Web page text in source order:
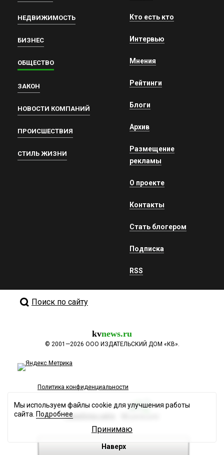
НЕДВИЖИМОСТЬ
БИЗНЕС
ОБЩЕСТВО
ЗАКОН
НОВОСТИ КОМПАНИЙ
ПРОИСШЕСТВИЯ
СТИЛЬ ЖИЗНИ
Кто есть кто
Интервью
Мнения
Рейтинги
Блоги
Архив
Размещение
рекламы
О проекте
Контакты
Стать блогером
Подписка
RSS
Поиск по сайту
kvnews.ru
© 2001—2026 ООО ИЗДАТЕЛЬСКИЙ ДОМ «КВ».
Политика конфиденциальности
Разработка сайта
Наверх
Мы используем файлы cookie для улучшения работы
сайта. Подробнее
Принимаю